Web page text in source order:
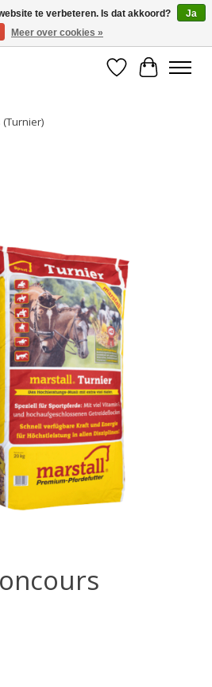
een groot deel van ons assortiment
Verlanglijst
te verbeteren. Is dat akkoord?
Ja
Meer over cookies »